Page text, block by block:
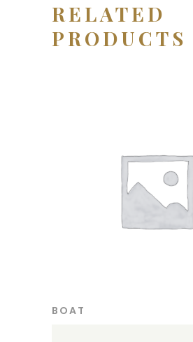
RELATED
PRODUCTS
BOAT